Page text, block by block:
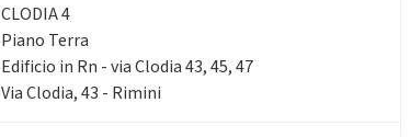
CLODIA 4
Piano Terra
Edificio in Rn - via Clodia 43, 45, 47
Via Clodia, 43 - Rimini